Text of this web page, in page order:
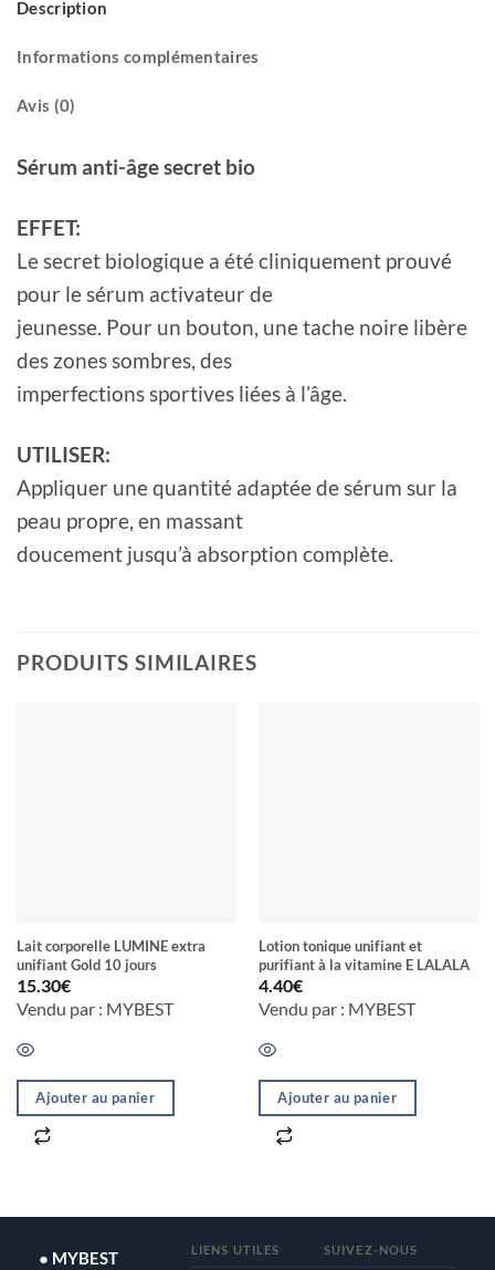
Description
Informations complémentaires
Avis (0)
Sérum anti-âge secret bio
EFFET:
Le secret biologique a été cliniquement prouvé
pour le sérum activateur de
jeunesse. Pour un bouton, une tache noire libère
des zones sombres, des
imperfections sportives liées à l’âge.
UTILISER:
Appliquer une quantité adaptée de sérum sur la
peau propre, en massant
doucement jusqu’à absorption complète.
PRODUITS SIMILAIRES
Lait corporelle LUMINE extra
unifiant Gold 10 jours
15.30€
Vendu par : MYBEST
Ajouter au panier
Lotion tonique unifiant et
purifiant à la vitamine E LALALA
4.40€
Vendu par : MYBEST
Ajouter au panier
● MYBEST LIENS UTILES SUIVEZ-NOUS